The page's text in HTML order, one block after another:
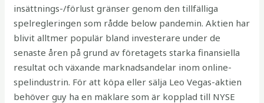
insättnings-/förlust gränser genom den tillfälliga
spelregleringen som rådde below pandemin. Aktien har
blivit alltmer populär bland investerare under de
senaste åren på grund av företagets starka finansiella
resultat och växande marknadsandelar inom online-
spelindustrin. För att köpa eller sälja Leo Vegas-aktien
behöver guy ha en mäklare som är kopplad till NYSE